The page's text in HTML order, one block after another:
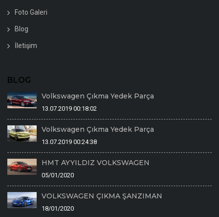
Foto Galeri
Blog
İletişim
BLOG
Volkswagen Çıkma Yedek Parça
13.07.2019 00:18:02
Volkswagen Çıkma Yedek Parça
13.07.2019 00:24:38
HMT AYYILDIZ VOLKSWAGEN
05/01/2020
VOLKSWAGEN ÇIKMA ŞANZIMAN
18/01/2020